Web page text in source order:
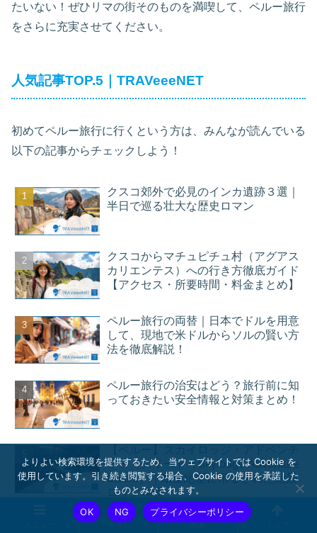
たいない！ぜひリマの街そのものを満喫して、ペルー旅行
をさらに充実させてください。
人気記事TOP.5｜TRAVeeeNET
初めてペルー旅行に行くという方は、みんなが読んでいる
以下の記事からチェックしよう！
クスコ郊外で必見のインカ遺跡３選｜
半日で巡る壮大な歴史ロマン
クスコからマチュピチュ村（アグアス
カリエンテス）への行き方徹底ガイド
【アクセス・所要時間・料金まとめ】
ペルー旅行の両替｜日本でドルを用意
して、現地で米ドルからソルの賢い方
法を徹底解説！
ペルー旅行の治安はどう？旅行前に知
っておきたい安全情報と対策まとめ！
ャー・スイート（Skylodge Adventure
Suites）｜断崖絶壁に吊るされた絶景
ロッジ体験
ホーム 検索
よりよい検索環境を提供するため、当ウェブサイトでは Cookie を
使用しています。引き続き閲覧する場合、Cookie の使用を承諾した
ものとみなされます。
OK
NG プライバシーポリシー